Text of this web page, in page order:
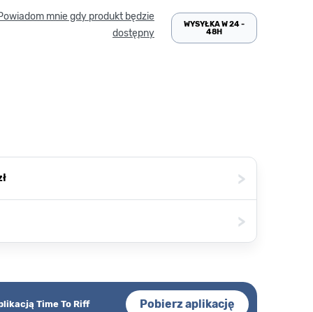
mnie gdy produkt będzie
dostępny
WYSYŁKA W 24 -
48H
>
>
Time To Riff Pobierz aplikację